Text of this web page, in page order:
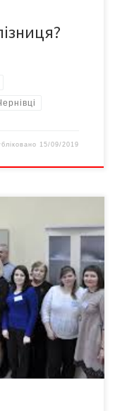
15/09/2019
центр ПМСД
спільним
галузь охорони
сучасним
18 тисяч пацієнтів.
направду якісно
Відтепер